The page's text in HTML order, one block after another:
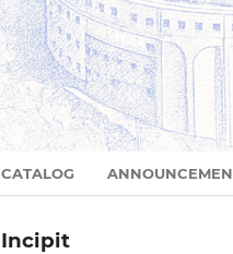
CATALOG
Incipit